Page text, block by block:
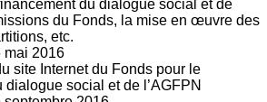
du dialogue social et de
du Fonds, la mise en œuvre des
etc.
mai 2016
site Internet du Fonds pour le
dialogue social et de l’AGFPN